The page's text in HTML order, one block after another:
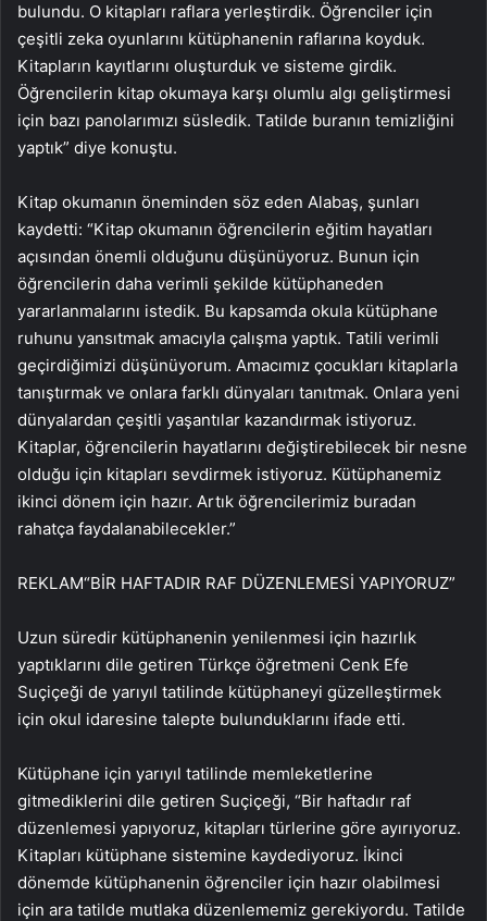
bulundu. O kitapları raflara yerleştirdik. Öğrenciler için
çeşitli zeka oyunlarını kütüphanenin raflarına koyduk.
Kitapların kayıtlarını oluşturduk ve sisteme girdik.
Öğrencilerin kitap okumaya karşı olumlu algı geliştirmesi
için bazı panolarımızı süsledik. Tatilde buranın temizliğini
yaptık” diye konuştu.
Kitap okumanın öneminden söz eden Alabaş, şunları
kaydetti: “Kitap okumanın öğrencilerin eğitim hayatları
açısından önemli olduğunu düşünüyoruz. Bunun için
öğrencilerin daha verimli şekilde kütüphaneden
yararlanmalarını istedik. Bu kapsamda okula kütüphane
ruhunu yansıtmak amacıyla çalışma yaptık. Tatili verimli
geçirdiğimizi düşünüyorum. Amacımız çocukları kitaplarla
tanıştırmak ve onlara farklı dünyaları tanıtmak. Onlara yeni
dünyalardan çeşitli yaşantılar kazandırmak istiyoruz.
Kitaplar, öğrencilerin hayatlarını değiştirebilecek bir nesne
olduğu için kitapları sevdirmek istiyoruz. Kütüphanemiz
ikinci dönem için hazır. Artık öğrencilerimiz buradan
rahatça faydalanabilecekler.”
REKLAM“BİR HAFTADIR RAF DÜZENLEMESİ YAPIYORUZ”
Uzun süredir kütüphanenin yenilenmesi için hazırlık
yaptıklarını dile getiren Türkçe öğretmeni Cenk Efe
Suçiçeği de yarıyıl tatilinde kütüphaneyi güzelleştirmek
için okul idaresine talepte bulunduklarını ifade etti.
Kütüphane için yarıyıl tatilinde memleketlerine
gitmediklerini dile getiren Suçiçeği, “Bir haftadır raf
düzenlemesi yapıyoruz, kitapları türlerine göre ayırıyoruz.
Kitapları kütüphane sistemine kaydediyoruz. İkinci
dönemde kütüphanenin öğrenciler için hazır olabilmesi
için ara tatilde mutlaka düzenlememiz gerekiyordu. Tatilde